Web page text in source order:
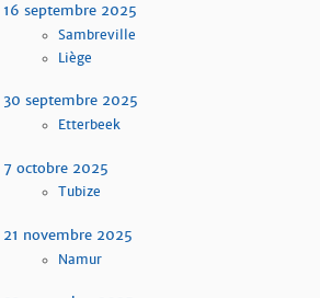
16 septembre 2025
Sambreville
Liège
30 septembre 2025
Etterbeek
7 octobre 2025
Tubize
21 novembre 2025
Namur